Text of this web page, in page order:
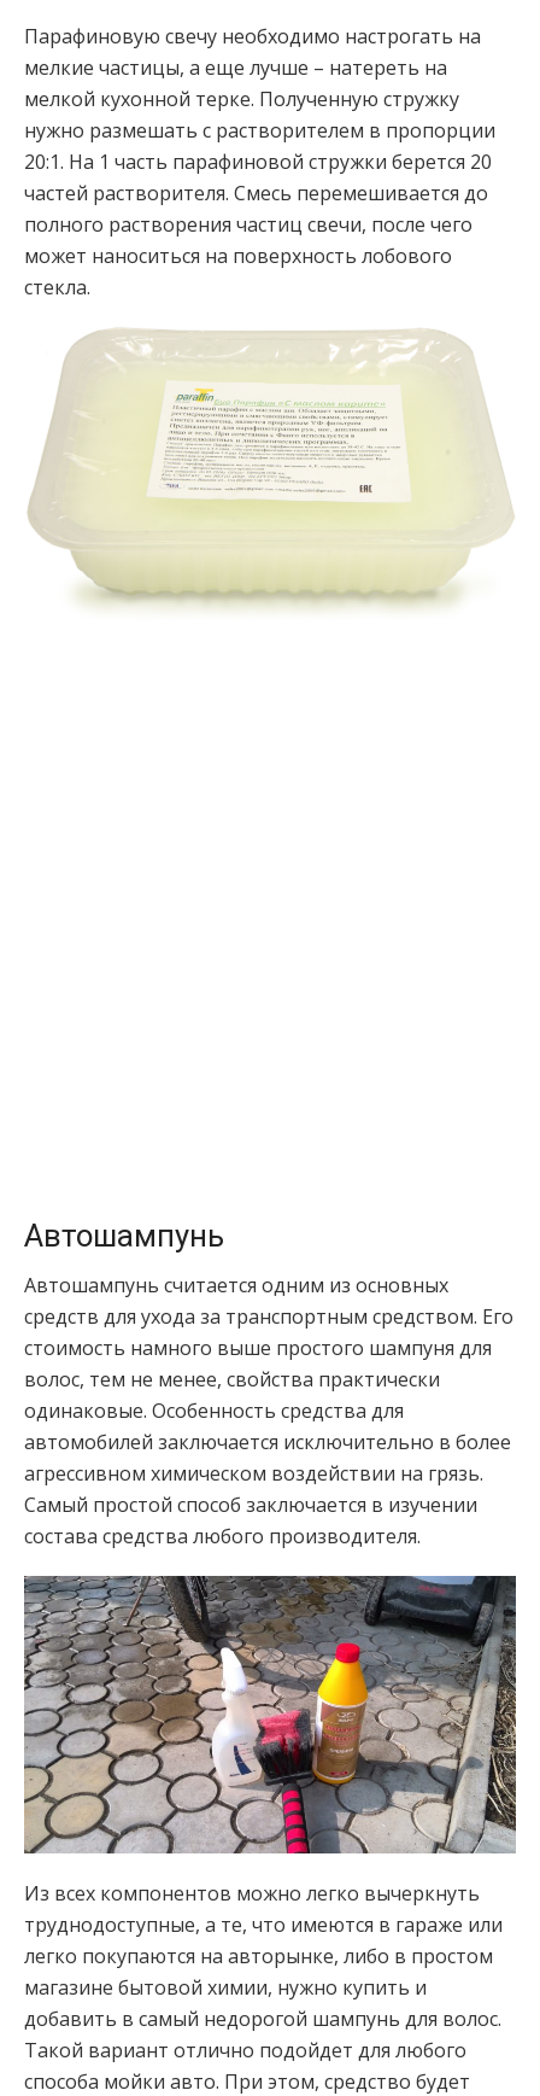
Парафиновую свечу необходимо настрогать на
мелкие частицы, а еще лучше – натереть на
мелкой кухонной терке. Полученную стружку
нужно размешать с растворителем в пропорции
20:1. На 1 часть парафиновой стружки берется 20
частей растворителя. Смесь перемешивается до
полного растворения частиц свечи, после чего
может наноситься на поверхность лобового
стекла.
Автошампунь
Автошампунь считается одним из основных
средств для ухода за транспортным средством. Его
стоимость намного выше простого шампуня для
волос, тем не менее, свойства практически
одинаковые. Особенность средства для
автомобилей заключается исключительно в более
агрессивном химическом воздействии на грязь.
Самый простой способ заключается в изучении
состава средства любого производителя.
Из всех компонентов можно легко вычеркнуть
труднодоступные, а те, что имеются в гараже или
легко покупаются на авторынке, либо в простом
магазине бытовой химии, нужно купить и
добавить в самый недорогой шампунь для волос.
Такой вариант отлично подойдет для любого
способа мойки авто. При этом, средство будет